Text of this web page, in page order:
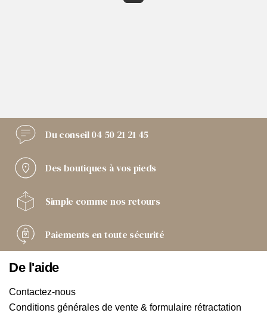
Du conseil04 50 21 21 45
Des boutiques à vos pieds
Simple comme nos retours
Paiements en toute sécurité
De l'aide
Contactez-nous
Conditions générales de vente & formulaire rétractation